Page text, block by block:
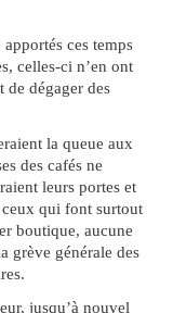
ces temps
celles-ci n’en ont
de dégager des
la queue aux
des cafés ne
leurs portes et
ceux qui font surtout
boutique, aucune
grève générale des
jusqu’à nouvel